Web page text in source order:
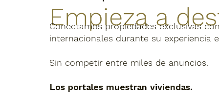
Empieza a
Conectamos propiedades exclusivas
internacionales durante su experiencia
Sin competir entre miles de anuncios.
Los portales muestran viviendas.